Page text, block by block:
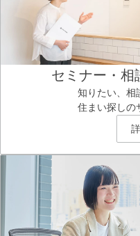
セミナー・相
知りたい、相
住まい探しの